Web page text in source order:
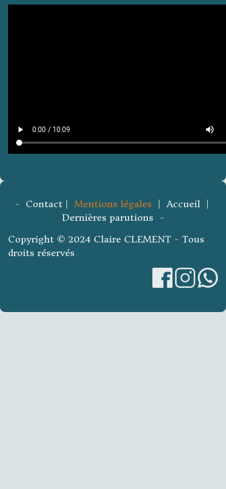
- Contact | Mentions légales | Accueil |
Dernières parutions -
Copyright © 2024 Claire CLEMENT - Tous
droits réservés